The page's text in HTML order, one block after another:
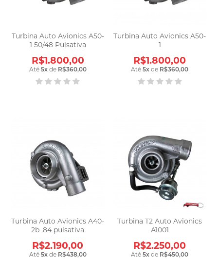
Turbina Auto Avionics A50-
1 50/48 Pulsativa
R$1.800,00
Até 5xde R$360,00
Turbina Auto Avionics A50-
1
R$1.800,00
Até5x de R$360,00
Turbina Auto Avionics A40-
2b .84 pulsativa
R$2.190,00
Até 5xde R$438,00
Turbina T2 Auto Avionics
A1001
R$2.250,00
Até5x de R$450,00